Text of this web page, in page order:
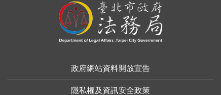
政府網站資料開放宣告
隱私權及資訊安全政策